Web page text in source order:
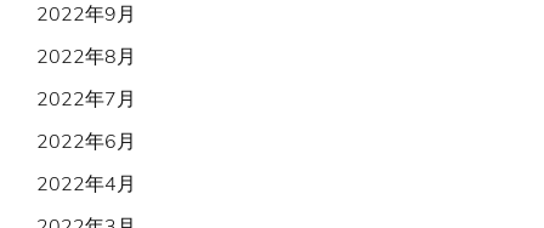
2022年9月
2022年8月
2022年7月
2022年6月
2022年4月